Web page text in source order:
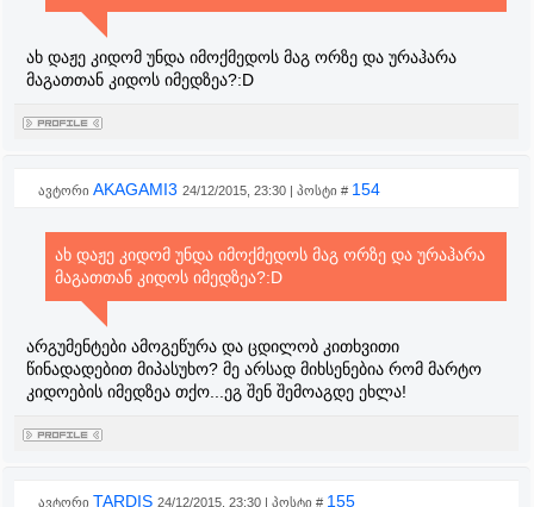
ახ დაჟე კიდომ უნდა იმოქმედოს მაგ ორზე და ურაჰარა
მაგათთან კიდოს იმედზეა?:D
ავტორი AKAGAMI3 24/12/2015, 23:30 | პოსტი # 154
ახ დაჟე კიდომ უნდა იმოქმედოს მაგ ორზე და ურაჰარა
მაგათთან კიდოს იმედზეა?:D
არგუმენტები ამოგეწურა და ცდილობ კითხვითი
წინადადებით მიპასუხო? მე არსად მიხსენებია რომ მარტო
კიდოების იმედზეა თქო...ეგ შენ შემოაგდე ეხლა!
ავტორი TARDIS 24/12/2015, 23:30 | პოსტი # 155